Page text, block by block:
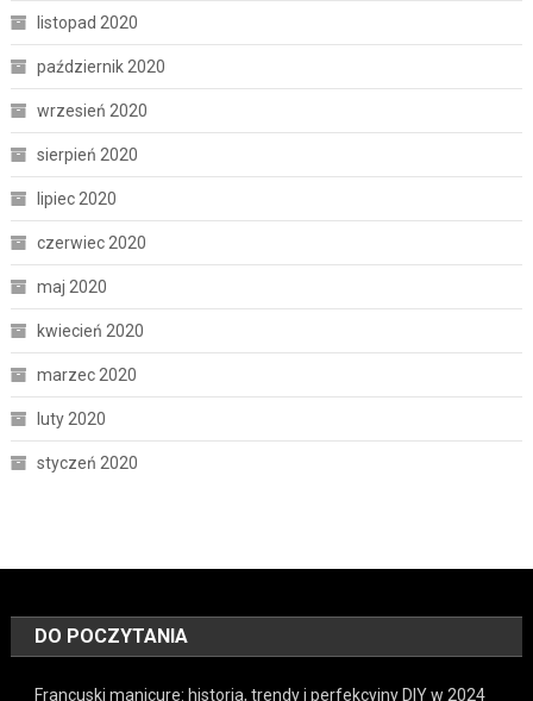
listopad 2020
październik 2020
wrzesień 2020
sierpień 2020
lipiec 2020
czerwiec 2020
maj 2020
kwiecień 2020
marzec 2020
luty 2020
styczeń 2020
DO POCZYTANIA
Francuski manicure: historia, trendy i perfekcyjny DIY w 2024